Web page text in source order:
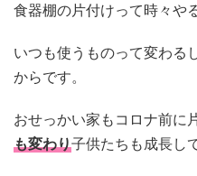
食器棚の片付けって時々や
いつも使うものって変わるし
からです。
おせっかい家もコロナ前に
も変わり子供たちも成長し